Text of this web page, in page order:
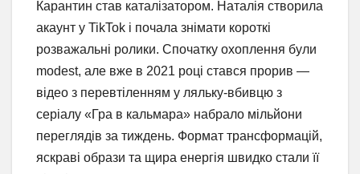
Карантин став каталізатором. Наталія створила
акаунт у TikTok і почала знімати короткі
розважальні ролики. Спочатку охоплення були
modest, але вже в 2021 році стався прорив —
відео з перевтіленням у ляльку-вбивцю з
серіалу «Гра в кальмара» набрало мільйони
переглядів за тиждень. Формат трансформацій,
яскраві образи та щира енергія швидко стали її